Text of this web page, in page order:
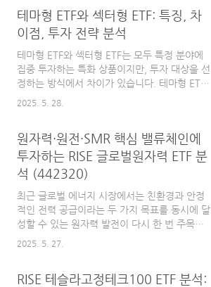
하게 되었습니다.이 ETF는 어떤 상품일까?이 상
품은 이름에서부터 구조가 명확히 드러납니다.
에 약 50%, 나머지 50%는 국내 단기통안채 및
현금성 자산에 투자하는 혼합형 액티브 ETF입니
다.즉, 미국의 테크 주식에서 발생할 수 있는 고
성장 기회를 일부 가져오되, 절반은 안전자산으
만, 액..
테마형 ETF와 섹터형 ETF: 특징, 차
이점, 투자 전략 분석
테마형 ETF와 섹터형 ETF는 모두 특정 분야에
집중 투자하는 특화 상품이지만, 투자 대상을 선
정하는 방식에서 차이가 있습니다. 테마형 ETF
트폴리오를 구성합니다. 반면, 섹터형 ETF는 반
도체, 바이오, 에너지 등 하나의 산업군 내 대표
기업들로만 구성되어, 해당 산업의 경기 사이클
과 성장성에 따라 성과가 좌우됩니다.이처럼 테
마형 ETF는 혁신 트렌드에 투자하고 싶은 투자
자에게, 섹터형 ETF는 특정 산업의 전망에 확신
이 있는 투자자에게 적합합니다. 두 ETF 모두 분
2025. 5. 28.
원자력·원전·SMR 핵심 밸류체인에
투자하는 RISE 글로벌원자력 ETF 분
석 (442320)
최근 글로벌 에너지 시장에서는 친환경과 안정
적인 전력 공급이라는 두 가지 목표를 동시에 달
성할 수 있는 원자력 발전이 다시 한 번 주목받
정에너지로의 전환이 가속화되고 있습니다. 하
2025. 5. 27.
RISE 테슬라고정테크100 ETF 분석: